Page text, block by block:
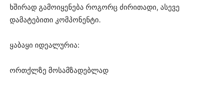
ხშირად გამოიყენება როგორც ძირითადი, ასევე
დამატებითი კომპონენტი.
ყაბაყი იდეალურია:
ორთქლზე მოსამზადებლად